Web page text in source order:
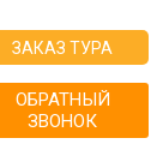
ЗАКАЗ ТУРА
ОБРАТНЫЙ
ЗВОНОК